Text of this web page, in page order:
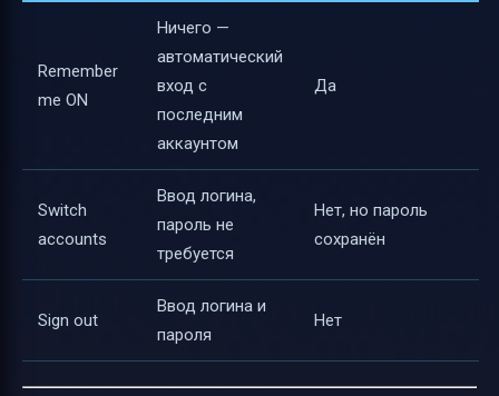
Remember
me ON
Ничего —
автоматический
вход с
последним
аккаунтом
Да
Switch
accounts
Ввод логина,
пароль не
требуется
Нет, но пароль
сохранён
Sign out
Ввод логина и
пароля
Нет